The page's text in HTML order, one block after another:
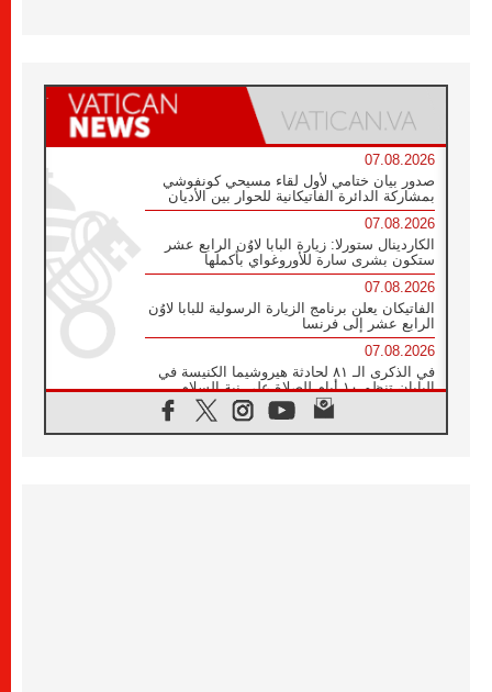
07.08.2026
صدور بيان ختامي لأول لقاء مسيحي كونفوشي
بمشاركة الدائرة الفاتيكانية للحوار بين الأديان
07.08.2026
الكاردينال ستورلا: زيارة البابا لاوُن الرابع عشر
ستكون بشرى سارة للأوروغواي بأكملها
07.08.2026
الفاتيكان يعلن برنامج الزيارة الرسولية للبابا لاوُن
الرابع عشر إلى فرنسا
07.08.2026
في الذكرى الـ ٨١ لحادثة هيروشيما الكنيسة في
اليابان تنظم ١٠ أيام للصلاة على نية السلام
الكنيسة في الأوروغواي: زيارة البابا ستعزز